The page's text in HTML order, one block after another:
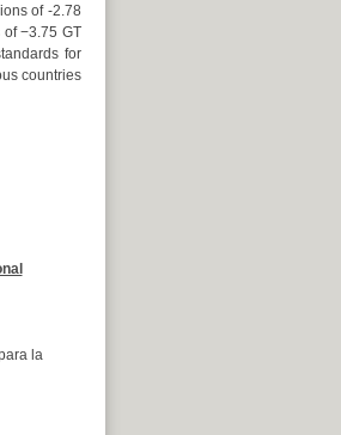
of -2.78
−3.75 GT
for
countries
la